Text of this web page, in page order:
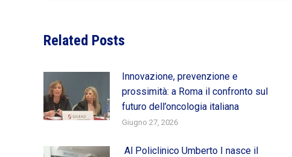
Related Posts
Innovazione, prevenzione e
prossimità: a Roma il confronto sul
futuro dell’oncologia italiana
Giugno 27, 2026
Al Policlinico Umberto I nasce il